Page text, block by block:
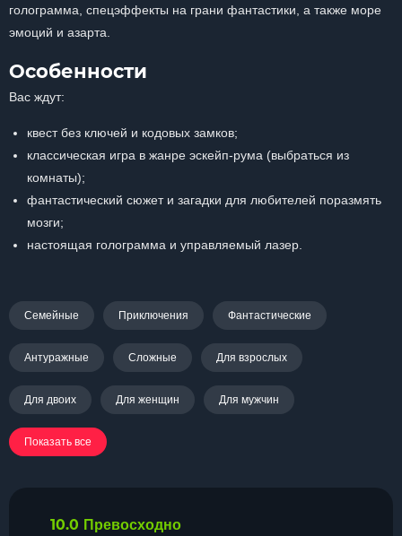
голограмма, спецэффекты на грани фантастики, а также море
эмоций и азарта.
Особенности
Вас ждут:
квест без ключей и кодовых замков;
классическая игра в жанре эскейп-рума (выбраться из
комнаты);
фантастический сюжет и загадки для любителей поразмять
мозги;
настоящая голограмма и управляемый лазер.
Семейные Приключения Фантастические
Антуражные Сложные Для взрослых
Для двоих Для женщин Для мужчин
Показать все
10.0 Превосходно